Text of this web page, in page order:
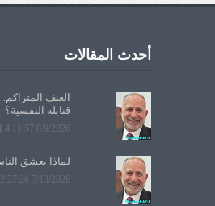
أحدث المقالات
العنف
قنابله النفسية؟
8/9/2026 4:11:57 PM
لماذا يعشق
7/13/2026 2:27:26 PM